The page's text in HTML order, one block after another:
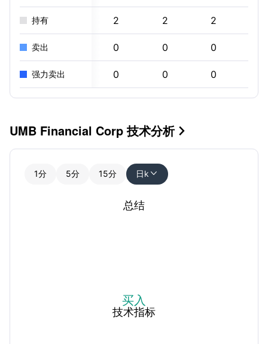
持有 2 2 2
卖出 0 0 0
强力卖出 0 0 0
UMB Financial Corp 技术分析 
1分 5分 15分 日k 
技术指标
总结
买入